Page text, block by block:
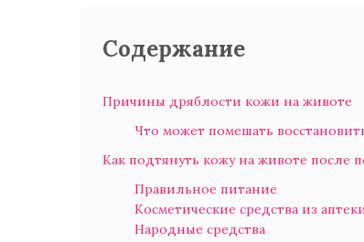
Содержание
Причины дряблости кожи на животе
Что может помешать
Как подтянуть кожу на животе после
Правильное питание
Косметические средства из
Народные средства